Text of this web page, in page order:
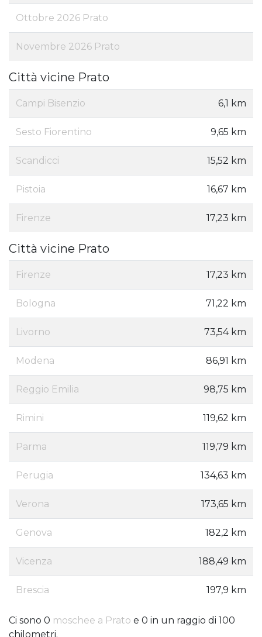
Ottobre 2026 Prato
Novembre 2026 Prato
Città vicine Prato
Campi Bisenzio 6,1 km
Sesto Fiorentino 9,65 km
Scandicci 15,52 km
Pistoia 16,67 km
Firenze 17,23 km
Città vicine Prato
Firenze 17,23 km
Bologna 71,22 km
Livorno 73,54 km
Modena 86,91 km
Reggio Emilia 98,75 km
Rimini 119,62 km
Parma 119,79 km
Perugia 134,63 km
Verona 173,65 km
Genova 182,2 km
Vicenza 188,49 km
Brescia 197,9 km
Ci sono 0 moschee a Prato e 0 in un raggio di 100
chilometri.